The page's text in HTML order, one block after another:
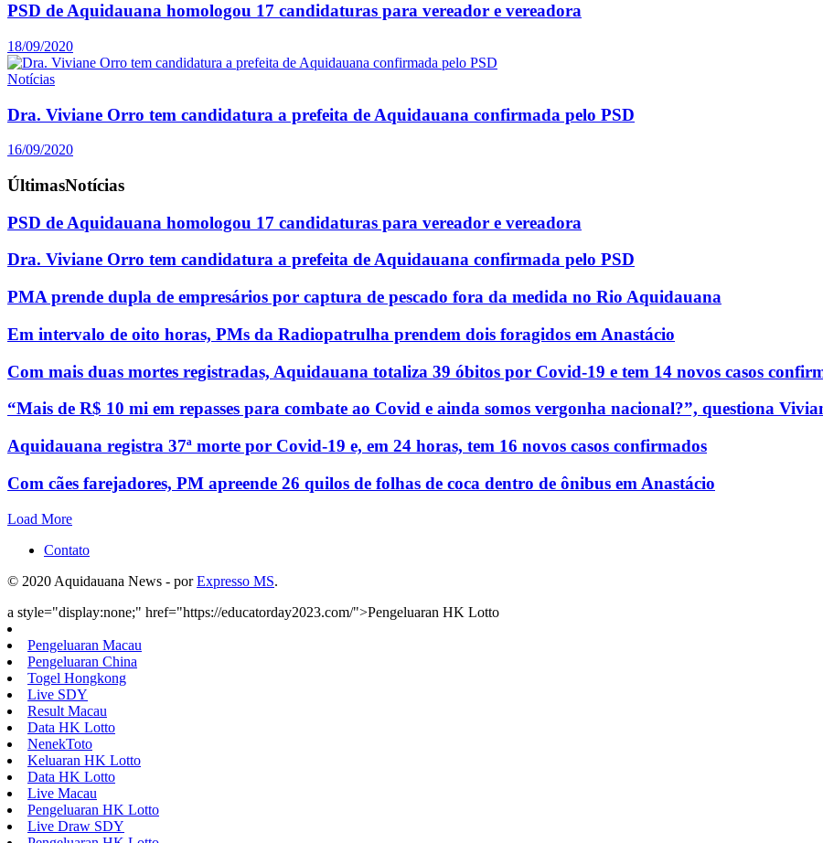
PSD de Aquidauana homologou 17 candidaturas para vereador e vereadora
18/09/2020
Notícias
Dra. Viviane Orro tem candidatura a prefeita de Aquidauana confirmada pelo PSD
16/09/2020
ÚltimasNotícias
PSD de Aquidauana homologou 17 candidaturas para vereador e vereadora
Dra. Viviane Orro tem candidatura a prefeita de Aquidauana confirmada pelo PSD
PMA prende dupla de empresários por captura de pescado fora da medida no Rio Aquidauana
Em intervalo de oito horas, PMs da Radiopatrulha prendem dois foragidos em Anastácio
Com mais duas mortes registradas, Aquidauana totaliza 39 óbitos por Covid-19 e tem 14 novos casos
“Mais de R$ 10 mi em repasses para combate ao Covid e ainda somos vergonha nacional?”, questiona
Aquidauana registra 37ª morte por Covid-19 e, em 24 horas, tem 16 novos casos confirmados
Com cães farejadores, PM apreende 26 quilos de folhas de coca dentro de ônibus em Anastácio
Load More
Contato
© 2020 Aquidauana News - porExpresso MS.
a style="display:none;" href="https://educatorday2023.com/">Pengeluaran HK Lotto
Pengeluaran Macau
Pengeluaran China
Togel Hongkong
Live SDY
Result Macau
Data HK Lotto
NenekToto
Keluaran HK Lotto
Data HK Lotto
Live Macau
Pengeluaran HK Lotto
Live Draw SDY